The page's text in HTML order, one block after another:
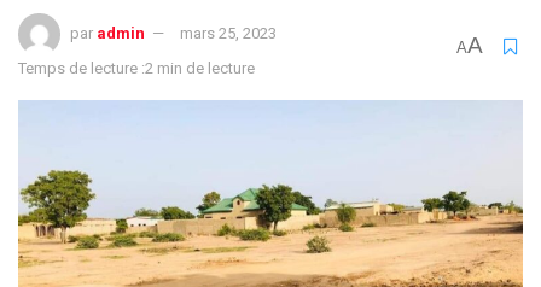
par admin
mars 25, 2023
Temps de lecture :2 min de lecture
AA